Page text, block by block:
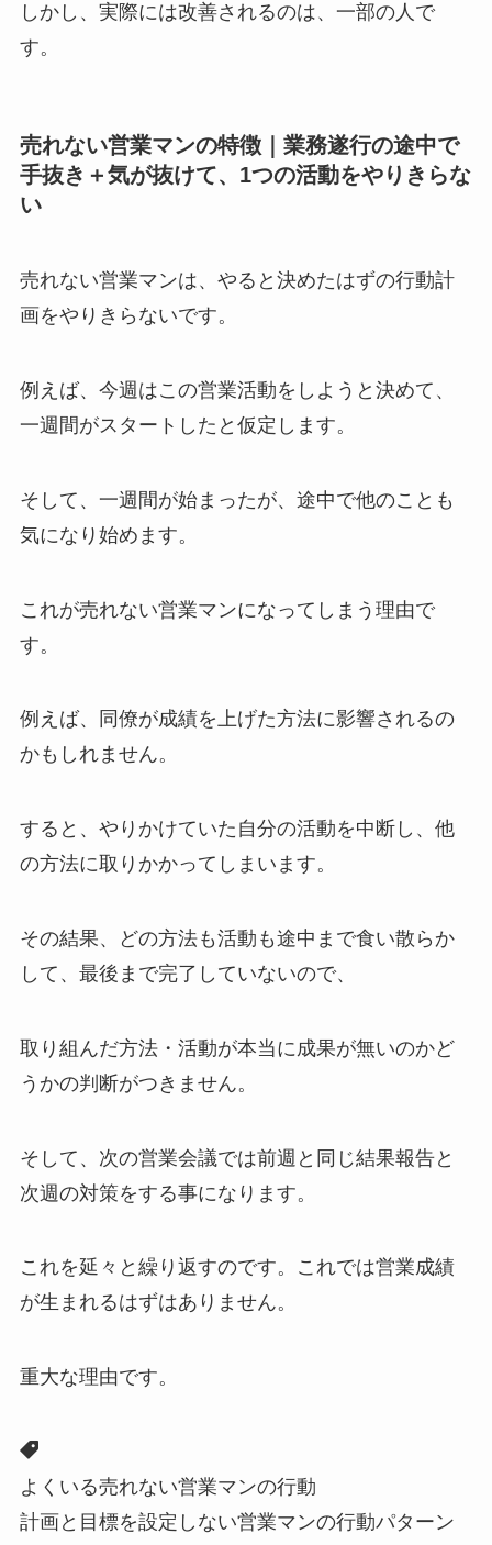
しかし、実際には改善されるのは、一部の人で
す。
売れない営業マンの特徴｜業務遂行の途中で
手抜き＋気が抜けて、1つの活動をやりきらな
い
売れない営業マンは、やると決めたはずの行動計
画をやりきらないです。
例えば、今週はこの営業活動をしようと決めて、
一週間がスタートしたと仮定します。
そして、一週間が始まったが、途中で他のことも
気になり始めます。
これが売れない営業マンになってしまう理由で
す。
例えば、同僚が成績を上げた方法に影響されるの
かもしれません。
すると、やりかけていた自分の活動を中断し、他
の方法に取りかかってしまいます。
その結果、どの方法も活動も途中まで食い散らか
して、最後まで完了していないので、
取り組んだ方法・活動が本当に成果が無いのかど
うかの判断がつきません。
そして、次の営業会議では前週と同じ結果報告と
次週の対策をする事になります。
これを延々と繰り返すのです。これでは営業成績
が生まれるはずはありません。
重大な理由です。
よくいる売れない営業マンの行動
計画と目標を設定しない営業マンの行動パターン